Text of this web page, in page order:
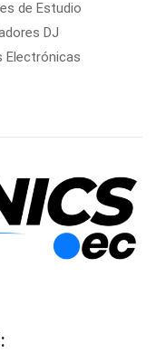
de Estudio
DJ
Electrónicas